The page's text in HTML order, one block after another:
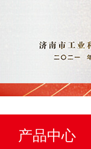
产品中心